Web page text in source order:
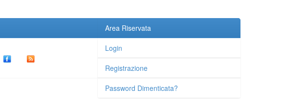
Area Riservata
Login
Registrazione
Password Dimenticata?